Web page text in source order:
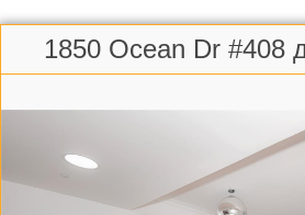
1850 Ocean Dr #408